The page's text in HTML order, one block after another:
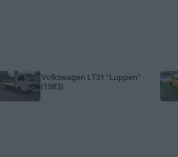
Volkswagen LT31 "Luppen"
(1983)